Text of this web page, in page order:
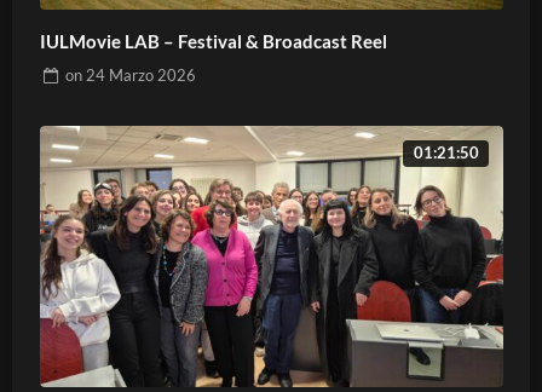
IULMovie LAB – Festival & Broadcast Reel
on 24 Marzo 2026
01:21:50